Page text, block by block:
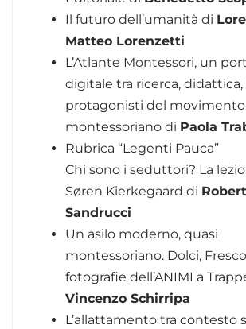
Il futuro dell’umanità di
Matteo Lorenzetti
L’Atlante Montessori, un
digitale tra ricerca,
protagonisti del movimento
montessoriano di Paola
Rubrica “Legenti Pauca”
Chi sono i seduttori? La
Søren Kierkegaard di
Sandrucci
Un asilo moderno, quasi
montessoriano. Dolci,
fotografie dell’ANIMI a
Vincenzo Schirripa
L’allattamento tra contesto